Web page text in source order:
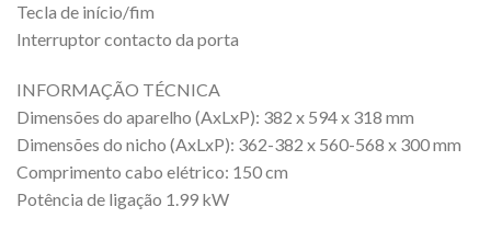
Tecla de início/fim
Interruptor contacto da porta
INFORMAÇÃO TÉCNICA
Dimensões do aparelho (AxLxP): 382 x 594 x 318 mm
Dimensões do nicho (AxLxP): 362-382 x 560-568 x 300 mm
Comprimento cabo elétrico: 150 cm
Potência de ligação 1.99 kW